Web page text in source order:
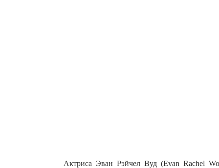
Актриса Эван Рэйчел Вуд (Evan Rachel